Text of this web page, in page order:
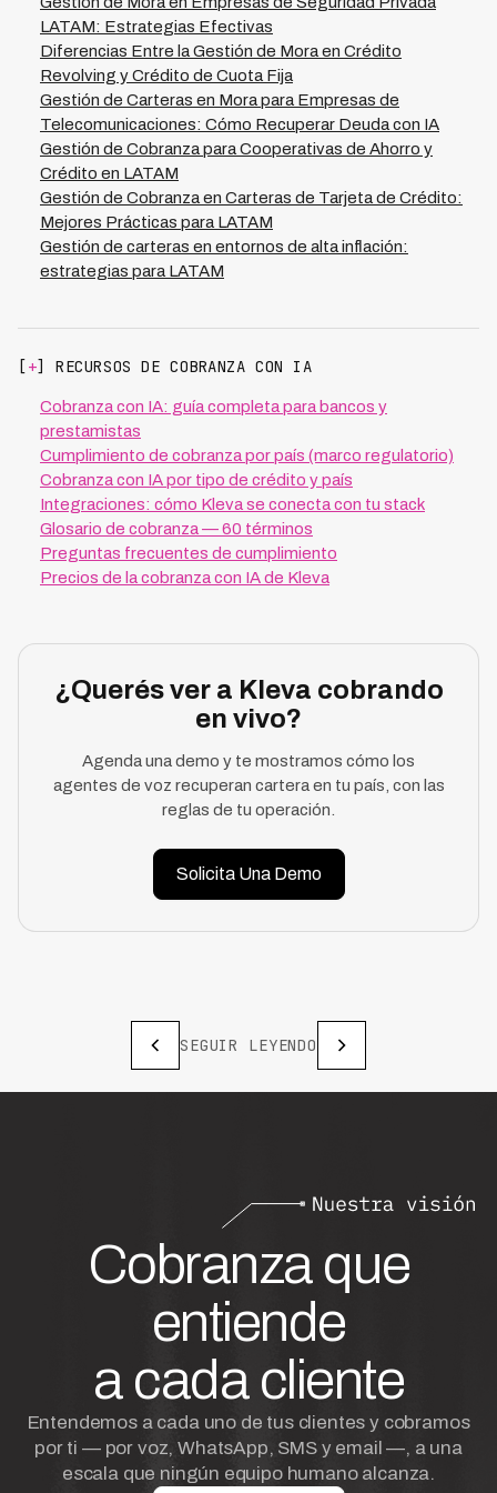
BanCoppel y equivalentes. Es fundamental que
cualquier sistema de cobranza automatizada cumpla
con leyes de protección de datos, regulaciones sobre
acoso de deudores, y requisitos de auditoría del
regulador. La implementación adecuada de IA permite
mantener compliance automático mientras se maximiza
la recuperación, reduciendo riesgo legal y reputacional
para la institución.
LATAM: Estrategias Efectivas
Diferencias Entre la Gestión de Mora en Crédito
Revolving y Crédito de Cuota Fija
Gestión de Carteras en Mora para Empresas de
Telecomunicaciones: Cómo Recuperar Deuda con IA
Gestión de Cobranza para Cooperativas de Ahorro y
Crédito en LATAM
Gestión de Cobranza en Carteras de Tarjeta de Crédito:
Mejores Prácticas para LATAM
Gestión de carteras en entornos de alta inflación:
estrategias para LATAM
[+] RECURSOS DE COBRANZA CON IA
Cobranza con IA: guía completa para bancos y
prestamistas
Cumplimiento de cobranza por país (marco regulatorio)
Cobranza con IA por tipo de crédito y país
Integraciones: cómo Kleva se conecta con tu stack
Glosario de cobranza — 60 términos
Preguntas frecuentes de cumplimiento
Precios de la cobranza con IA de Kleva
¿Querés ver a Kleva cobrando
en vivo?
Agenda una demo y te mostramos cómo los
agentes de voz recuperan cartera en tu país, con las
reglas de tu operación.
Solicita Una Demo
SEGUIR LEYENDO
Cobranza que
entiende
a cada cliente
Entendemos a cada uno de tus clientes y cobramos
por ti — por voz, WhatsApp, SMS y email —, a una
escala que ningún equipo humano alcanza.